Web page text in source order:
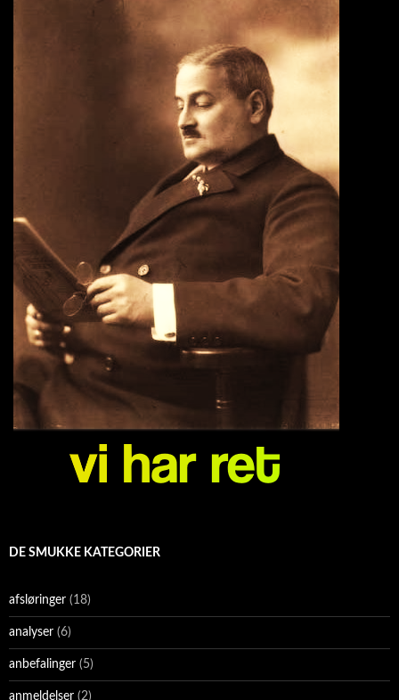
DE SMUKKE KATEGORIER
afsløringer (18)
analyser (6)
anbefalinger (5)
anmeldelser (2)